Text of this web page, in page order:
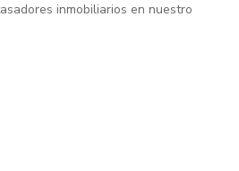
inmobiliarios en nuestro